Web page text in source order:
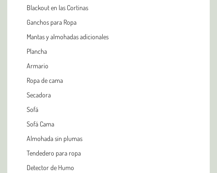
Blackout en las Cortinas
Ganchos para Ropa
Mantas y almohadas adicionales
Plancha
Armario
Ropa de cama
Secadora
Sofá
Sofá Cama
Almohada sin plumas
Tendedero para ropa
Detector de Humo